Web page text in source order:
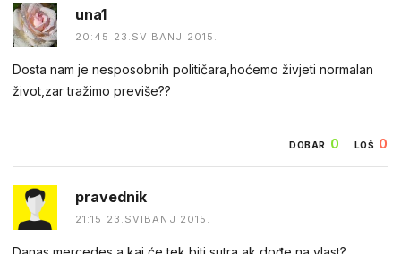
una1
20:45 23.SVIBANJ 2015.
Dosta nam je nesposobnih političara,hoćemo živjeti normalan
život,zar tražimo previše??
DOBAR 0 LOŠ 0
pravednik
21:15 23.SVIBANJ 2015.